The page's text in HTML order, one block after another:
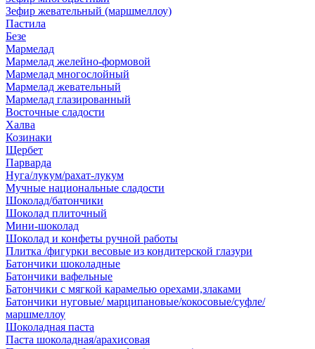
Зефир жевательный (маршмеллоу)
Пастила
Безе
Мармелад
Мармелад желейно-формовой
Мармелад многослойный
Мармелад жевательный
Мармелад глазированный
Восточные сладости
Халва
Козинаки
Щербет
Парварда
Нуга/лукум/рахат-лукум
Мучные национальные сладости
Шоколад/батончики
Шоколад плиточный
Мини-шоколад
Шоколад и конфеты ручной работы
Плитка /фигурки весовые из кондитерской глазури
Батончики шоколадные
Батончики вафельные
Батончики с мягкой карамелью орехами,злаками
Батончики нуговые/ марципановые/кокосовые/суфле/
маршмеллоу
Шоколадная паста
Паста шоколадная/арахисовая